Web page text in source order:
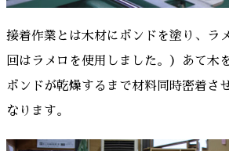
接着作業とは木材にボンドを塗り、ラ
回はラメロを使用しました。）あて木
ボンドが乾燥するまで材料同時密着さ
なります。